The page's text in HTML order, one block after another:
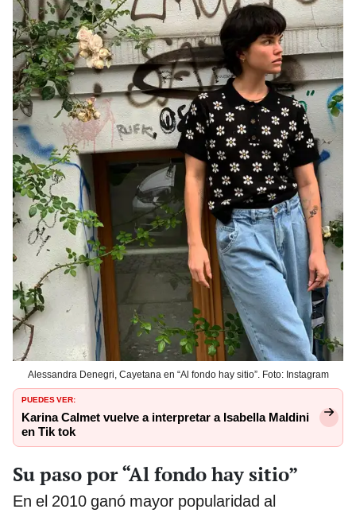
Alessandra Denegri, Cayetana en “Al fondo hay sitio”. Foto: Instagram
PUEDES VER:
Karina Calmet vuelve a interpretar a Isabella Maldini
en Tik tok
Su paso por “Al fondo hay sitio”
En el 2010 ganó mayor popularidad al